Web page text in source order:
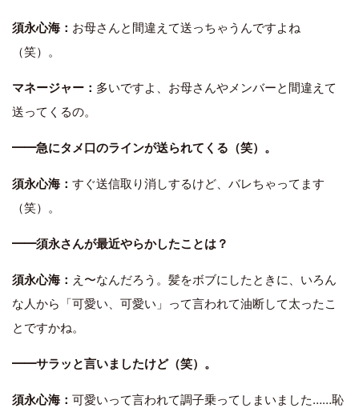
須永心海： お母さんと間違えて送っちゃうんですよね
（笑）。
マネージャー： 多いですよ、お母さんやメンバーと間違えて
送ってくるの。
━━急にタメ口のラインが送られてくる（笑）。
須永心海： すぐ送信取り消しするけど、バレちゃってます
（笑）。
━━須永さんが最近やらかしたことは？
須永心海： え〜なんだろう。髪をボブにしたときに、いろん
な人から「可愛い、可愛い」って言われて油断して太ったこ
とですかね。
━━サラッと言いましたけど（笑）。
須永心海： 可愛いって言われて調子乗ってしまいました……恥